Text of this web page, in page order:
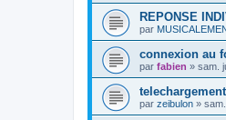
REPONSE
par
connexion au
par fabien » sam.
par zeibulon »